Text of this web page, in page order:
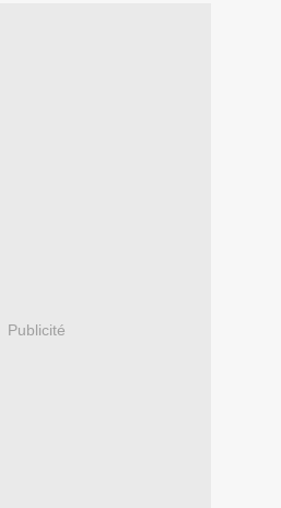
Publicité